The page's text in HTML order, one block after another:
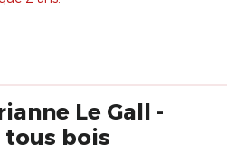
Le Gall -
tous bois